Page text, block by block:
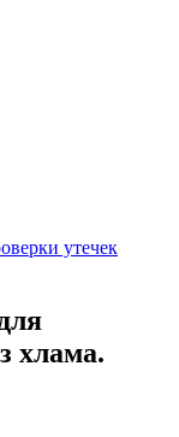
утечек
хлама.